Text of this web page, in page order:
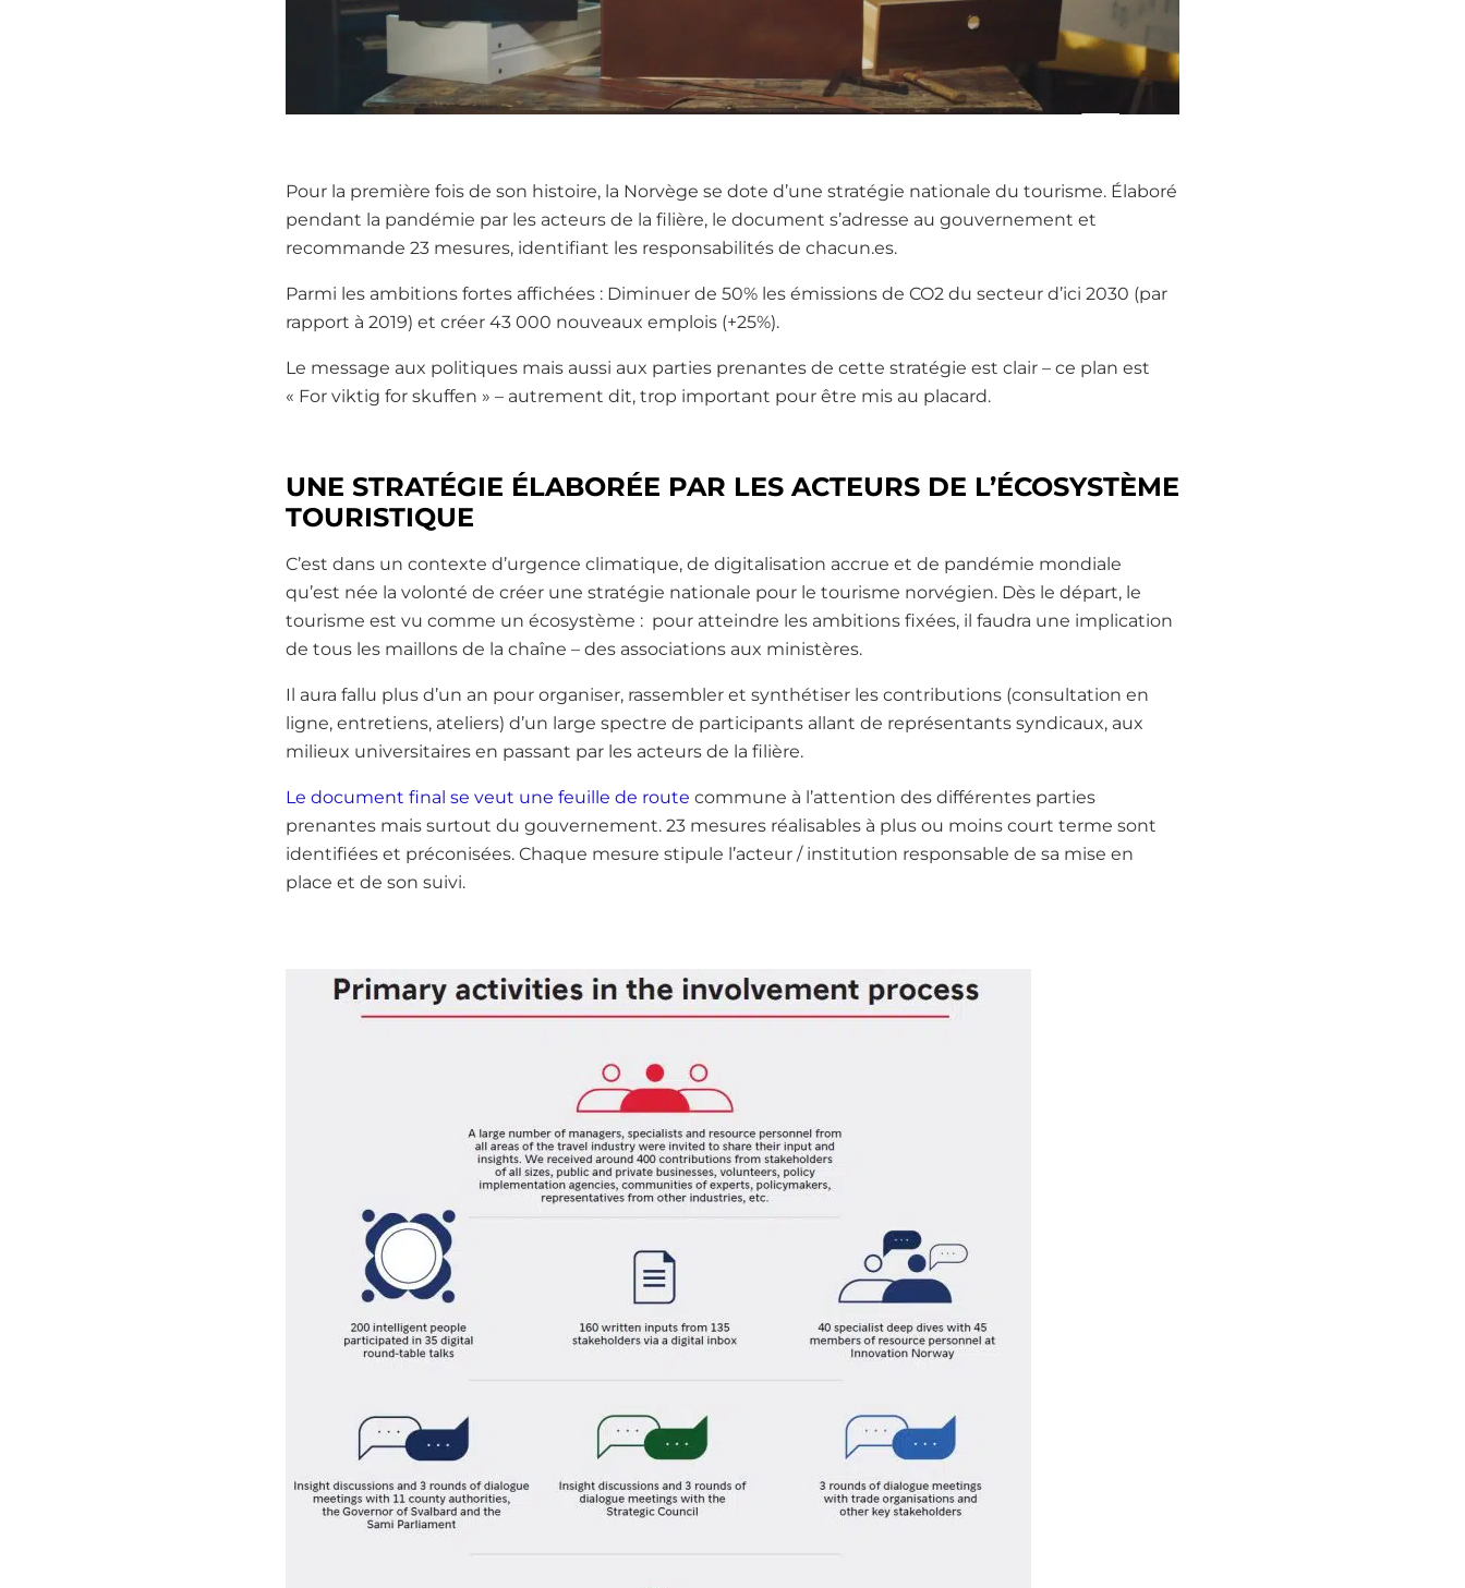
Pour la première fois de son histoire, la Norvège se dote d’une stratégie nationale du tourisme. Élaboré
pendant la pandémie par les acteurs de la filière, le document s’adresse au gouvernement et
recommande 23 mesures, identifiant les responsabilités de chacun.es.
Parmi les ambitions fortes affichées : Diminuer de 50% les émissions de CO2 du secteur d’ici 2030 (par
rapport à 2019) et créer 43 000 nouveaux emplois (+25%).
Le message aux politiques mais aussi aux parties prenantes de cette stratégie est clair – ce plan est
« For viktig for skuffen » – autrement dit, trop important pour être mis au placard.
UNE STRATÉGIE ÉLABORÉE PAR LES ACTEURS DE L’ÉCOSYSTÈME
TOURISTIQUE
C’est dans un contexte d’urgence climatique, de digitalisation accrue et de pandémie mondiale
qu’est née la volonté de créer une stratégie nationale pour le tourisme norvégien. Dès le départ, le
tourisme est vu comme un écosystème : pour atteindre les ambitions fixées, il faudra une implication
de tous les maillons de la chaîne – des associations aux ministères.
Il aura fallu plus d’un an pour organiser, rassembler et synthétiser les contributions (consultation en
ligne, entretiens, ateliers) d’un large spectre de participants allant de représentants syndicaux, aux
milieux universitaires en passant par les acteurs de la filière.
Le document final se veut une feuille de route commune à l’attention des différentes parties
prenantes mais surtout du gouvernement. 23 mesures réalisables à plus ou moins court terme sont
identifiées et préconisées. Chaque mesure stipule l’acteur / institution responsable de sa mise en
place et de son suivi.